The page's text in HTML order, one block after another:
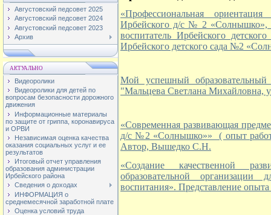
Августовский педсовет 2025
Августовский педсовет 2024
Августовский педсовет 2023
Архив
АКТУАЛЬНО
Видеоролики
Видеоролики для детей по
вопросам безопасности дорожного
движения
Информационные материалы
по защите от гриппа, коронавируса
и ОРВИ
Независимая оценка качества
оказания социальных услуг и ее
результатов
Итоговый отчет управления
образования администрации
Ирбейского района
Сведения о доходах
ИНФОРМАЦИЯ о
среднемесячной заработной плате
Оценка условий труда
«Профессиональная
Ирбейского д/с № 2
воспитатель Ирбейского
Ирбейского детского сада №2
Мой успешный образовательный
"Мальцева Светлана Михайловна,
«Современная развивающая
д/с №2 «Солнышко»» ( опыт
Автор, Вышедко С.Н.
«Создание качественной
образовательной организации
воспитания». Представление